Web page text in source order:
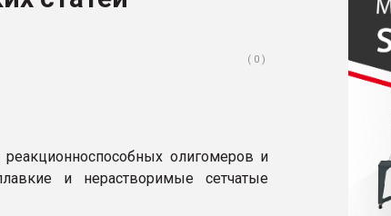
( 0 )
олигомеров и
и нерастворимые сетчатые